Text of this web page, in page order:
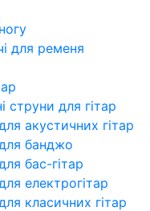
для ременя
для гітар
акустичних гітар
банджо
бас-гітар
електрогітар
класичних гітар